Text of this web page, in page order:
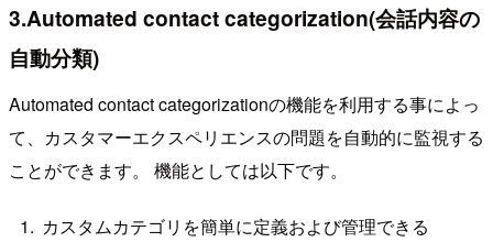
3.Automated contact categorization(会話内容の
自動分類)
Automated contact categorizationの機能を利用する事によっ
て、カスタマーエクスペリエンスの問題を自動的に監視する
ことができます。 機能としては以下です。
カスタムカテゴリを簡単に定義および管理できる